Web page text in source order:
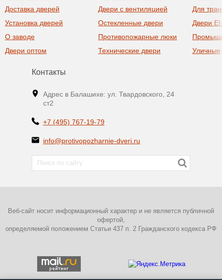
Доставка дверей
Установка дверей
О заводе
Двери оптом
Двери с вентиляцией
Остекленные двери
Противопожарные люки
Технические двери
Для
Двери
Уличные
Контакты
Адрес в Балашихе: ул. Твардовского, 24
ст2
+7 (495) 767-19-79
info@protivopozharnie-dveri.ru
Веб-сайт носит информационный характер и не является публичной
офертой,
определяемой положением Статьи 437 п. 2 Гражданского кодекса РФ